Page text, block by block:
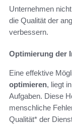
Unternehmen
die Qualität der
verbessern.
Optimierung der
Eine effektive
optimieren, liegt
Aufgaben. Diese
menschliche
Qualität* der